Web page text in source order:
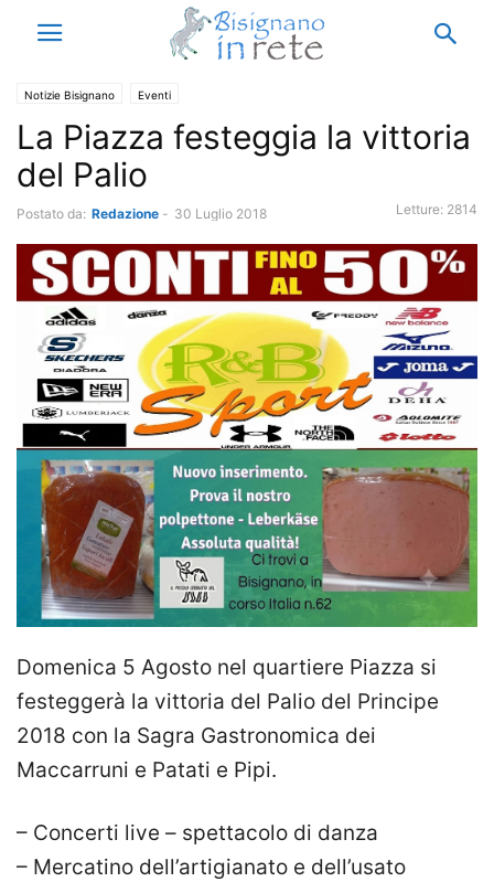
Notizie Bisignano Eventi
La Piazza festeggia la vittoria
del Palio
Postato da: Redazione - 30 Luglio 2018 Letture: 2814
Domenica 5 Agosto nel quartiere Piazza si
festeggerà la vittoria del Palio del Principe
2018 con la Sagra Gastronomica dei
Maccarruni e Patati e Pipi.
– Concerti live – spettacolo di danza
– Mercatino dell’artigianato e dell’usato